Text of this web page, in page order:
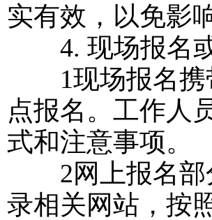
实有效，以免影
4. 现场报名
1现场报名携
点报名。工作人
式和注意事项。
2网上报名部
录相关网站，按